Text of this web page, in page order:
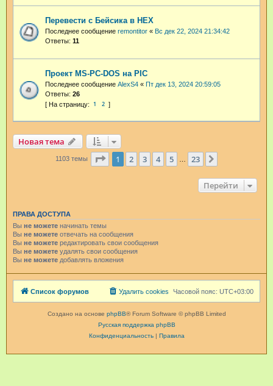
Перевести с Бейсика в HEX
Последнее сообщение remontitor « Вс дек 22, 2024 21:34:42
Ответы: 11
Проект MS-PC-DOS на PIC
Последнее сообщение AlexS4 « Пт дек 13, 2024 20:59:05
Ответы: 26
1 2
Новая тема
1103 темы Страница из 23
1 2 3 4 5 23
Перейти
ПРАВА ДОСТУПА
Вы не можете начинать темы
Вы не можете отвечать на сообщения
Вы не можете редактировать свои сообщения
Вы не можете удалять свои сообщения
Вы не можете добавлять вложения
Список форумов Часовой пояс: UTC+03:00
Удалить cookies
Создано на основе phpBB® Forum Software © phpBB Limited
Русская поддержка phpBB
Конфиденциальность| Правила